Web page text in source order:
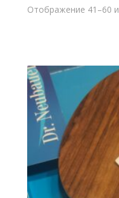
Отображение 41–60